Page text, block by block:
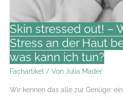
CONSULTING
stellt
3
Fragen
an
Dr.
Anna
Skin stressed out! –
Stress an der Haut
was kann ich tun?
Fachartikel / Von Julia Mader
Wir kennen das alle zur Genüge: